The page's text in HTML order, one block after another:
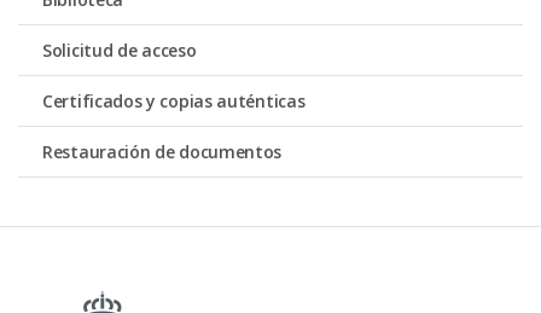
Solicitud de acceso
Certificados y copias auténticas
Restauración de documentos